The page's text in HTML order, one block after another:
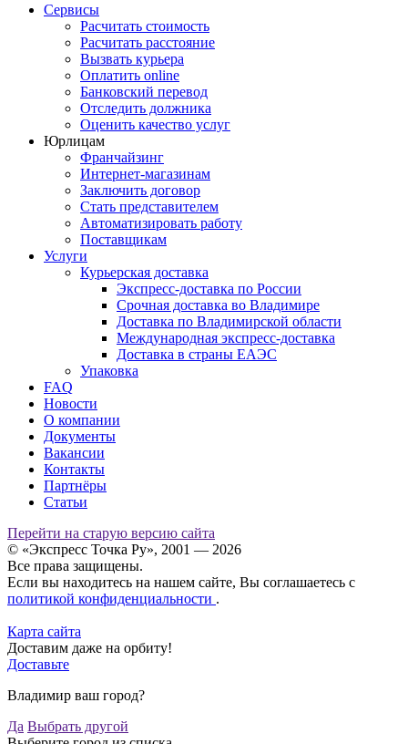
Сервисы
Расчитать стоимость
Расчитать расстояние
Вызвать курьера
Оплатить online
Банковский перевод
Отследить должника
Оценить качество услуг
Юрлицам
Франчайзинг
Интернет-магазинам
Заключить договор
Стать представителем
Автоматизировать работу
Поставщикам
Услуги
Курьерская доставка
Экспресс-доставка по России
Срочная доставка во Владимире
Доставка по Владимирской области
Международная экспресс-доставка
Доставка в страны ЕАЭС
Упаковка
FAQ
Новости
О компании
Документы
Вакансии
Контакты
Партнёры
Статьи
Перейти на старую версию сайта
© «Экспресс Точка Ру», 2001 — 2026
Все права защищены.
Если вы находитесь на нашем сайте, Вы соглашаетесь с
политикой конфиденциальности .
Карта сайта
Доставим даже на орбиту!
Доставьте
Владимир ваш город?
Да Выбрать другой